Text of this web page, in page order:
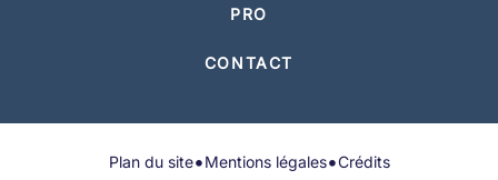
PRO
CONTACT
Plan du site•Mentions légales•Crédits